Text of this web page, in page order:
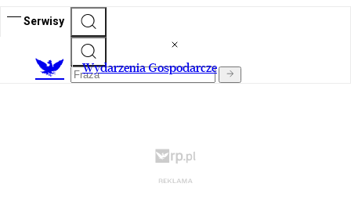
Serwisy
Wydarzenia Gospodarcze